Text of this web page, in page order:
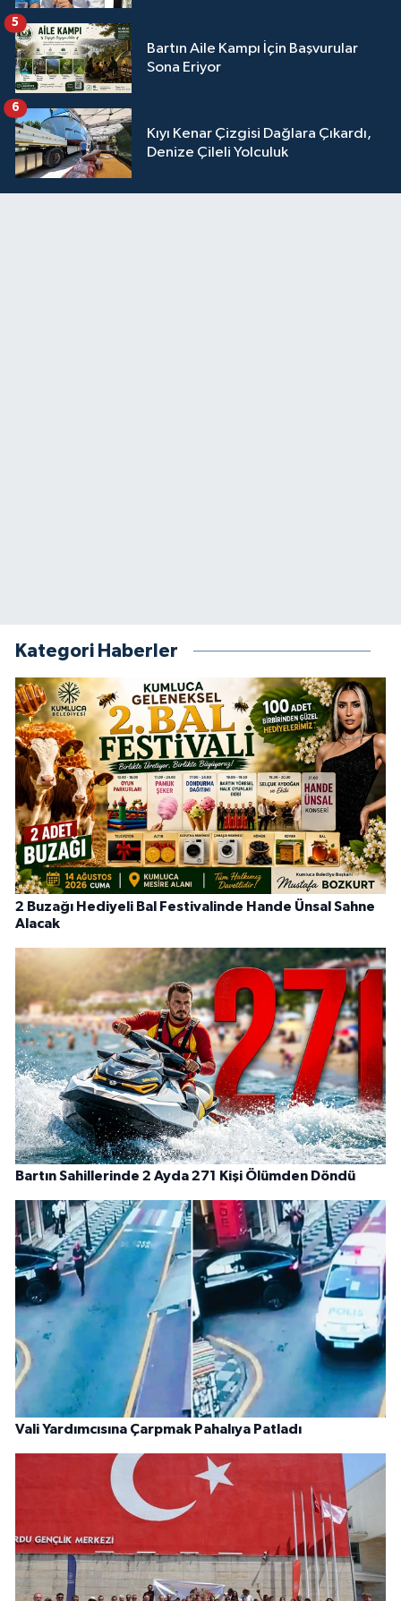
Bartın Aile Kampı İçin Başvurular
Sona Eriyor
5
Kıyı Kenar Çizgisi Dağlara Çıkardı,
Denize Çileli Yolculuk
6
Kategori Haberler
2 Buzağı Hediyeli Bal Festivalinde Hande Ünsal Sahne
Alacak
Bartın Sahillerinde 2 Ayda 271 Kişi Ölümden Döndü
Vali Yardımcısına Çarpmak Pahalıya Patladı